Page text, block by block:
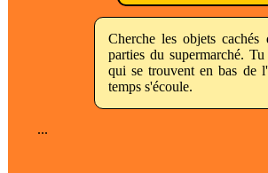
Cherche les objets cachés
parties du supermarché.
qui se trouvent en bas de
temps s'écoule.
...